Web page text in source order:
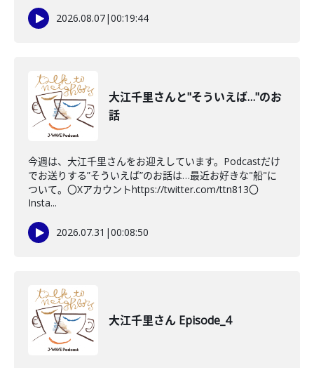
2026.08.07|00:19:44
大江千里さんと"そういえば…"のお
話
今週は、大江千里さんをお迎えしています。Podcastだけ
でお送りする”そういえば”のお話は…最近お好きな"船"に
ついて。〇Xアカウントhttps://twitter.com/ttn813〇
Insta...
2026.07.31 |00:08:50
大江千里さん Episode_4